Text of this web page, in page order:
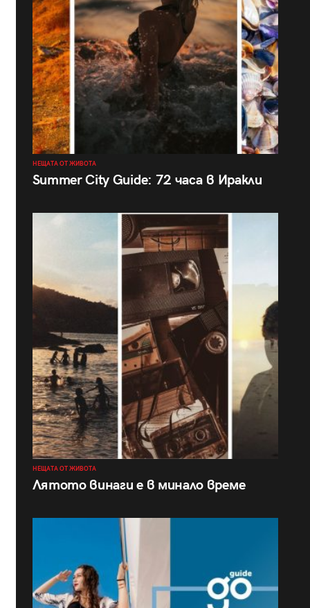
НЕЩАТА ОТ ЖИВОТА
Summer City Guide: 72 часа в Иракли
НЕЩАТА ОТ ЖИВОТА
Лятото винаги е в минало време